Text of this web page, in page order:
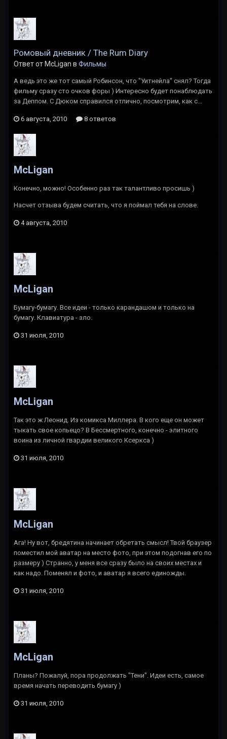
Ромовый дневник / The Rum Diary
Ответ от McLigan в Фильмы
А ведь это же тот самый Робинсон, что "Уитнейла" снял? Тогда
фильму сразу сто очков форы ) Интересно будет понаблюдать
за Деппом. С Дюком справился отлично, посмотрим, как с...
6 августа, 2010 8 ответов
McLigan
Конечно, можно! Особенно раз так талантливо просишь )
Насчет отзыва будем считать, что я поймал тебя на слове.
4 августа, 2010
McLigan
Бумагу-бумагу. Все идеи - только карандашом и только на
бумагу. Клавиатура - зло.
31 июля, 2010
McLigan
Так это ж Леонид. Из комикса Миллера. В кого еще он может
тыкать свое копьецо? В Бессмертного, конечно - элитного
воина из личной гвардии великого Ксеркса )
31 июля, 2010
McLigan
Ага! Ну вот, бредятина начинает обретать смысл! Твой браузер
поместил мой аватар на место фото, при этом подогнав его по
размеру ) Странно, у меня все сразу было на своих местах и
как надо. Поменял и фото, и аватар я всего единожды.
31 июля, 2010
McLigan
Планы? Пожалуй, пора продолжать "Тени". Идеи есть, самое
время начать переводить бумагу )
31 июля, 2010